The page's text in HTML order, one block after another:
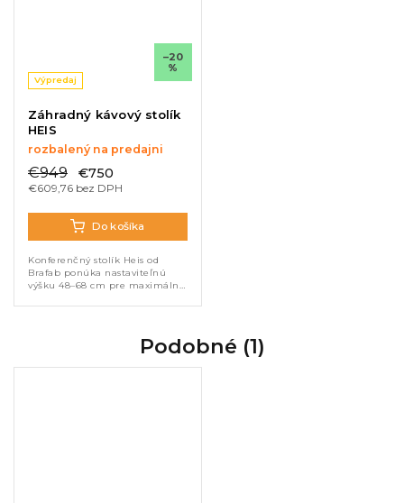
Výpredaj
–20
%
Záhradný kávový stolík
HEIS
rozbalený na predajni
€609,76 bez DPH
€949 €750
Do košíka
Konferenčný stolík Heis od
Brafab ponúka nastaviteľnú
výšku 48–68 cm pre maximálnu
konštrukcia a elegantná
Podobné (1)